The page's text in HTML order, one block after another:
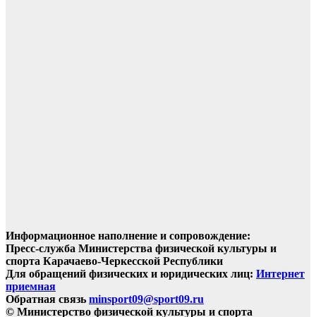
Информационное наполнение и сопровождение:
Пресс-служба Министерства физической культуры и
спорта Карачаево-Черкесской Республики
Для обращений физических и юридических лиц: Интернет
приемная
Обратная связь minsport09@sport09.ru
© Министерство физической культуры и спорта